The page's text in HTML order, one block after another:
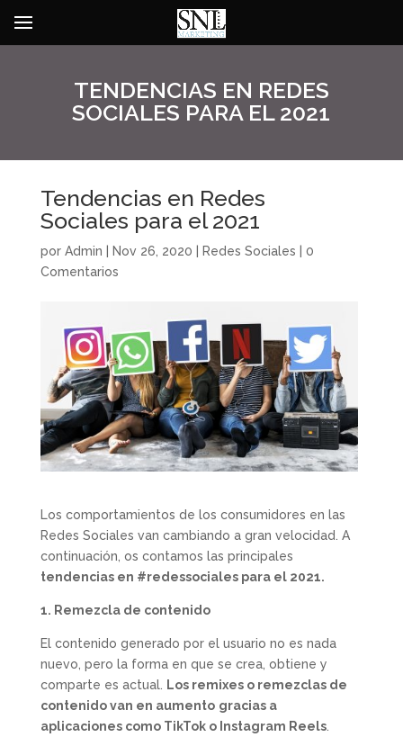
TENDENCIAS EN REDES
SOCIALES PARA EL 2021
Tendencias en Redes
Sociales para el 2021
por Admin Nov 26, 2020 Redes Sociales
0
Comentarios
Los comportamientos de los consumidores en las
Redes Sociales van cambiando a gran velocidad. A
continuación, os contamos las principales
tendencias en #redessociales para el 2021.
1. Remezcla de contenido
El contenido generado por el usuario no es nada
nuevo, pero la forma en que se crea, obtiene y
comparte es actual.
Los remixes o remezclas de
contenido van en aumento gracias a
aplicaciones como TikTok o Instagram Reels.